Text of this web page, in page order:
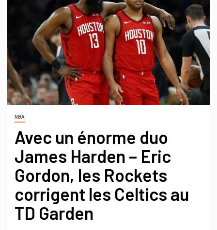
NBA
Avec un énorme duo
James Harden – Eric
Gordon, les Rockets
corrigent les Celtics au
TD Garden